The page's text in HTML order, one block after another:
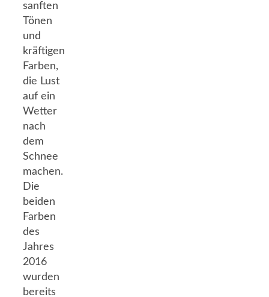
sanften
Tönen
und
kräftigen
Farben,
die Lust
auf ein
Wetter
nach
dem
Schnee
machen.
Die
beiden
Farben
des
Jahres
2016
wurden
bereits